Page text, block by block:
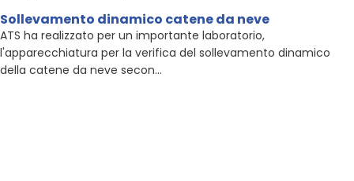
Sollevamento dinamico catene da neve
ATS ha realizzato per un importante laboratorio,
l'apparecchiatura per la verifica del sollevamento dinamico
della catene da neve secon...